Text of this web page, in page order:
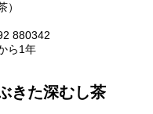
）
880342
ら1年
きた深むし茶